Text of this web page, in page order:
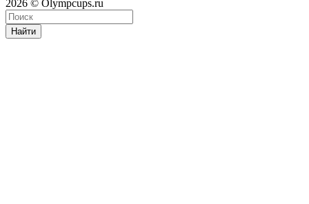
2026 © Olympcups.ru
Найти